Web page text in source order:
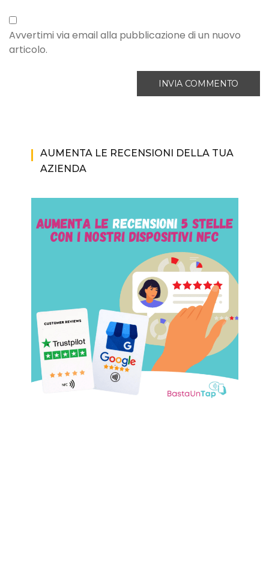
Avvertimi via email alla pubblicazione di un nuovo
articolo.
AUMENTA LE RECENSIONI DELLA TUA
AZIENDA